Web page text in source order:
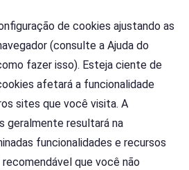
de cookies ajustando as
(consulte a Ajuda do
fazer isso). Esteja ciente de
afetará a funcionalidade
sites que você visita. A
geralmente resultará na
funcionalidades e recursos
que você não